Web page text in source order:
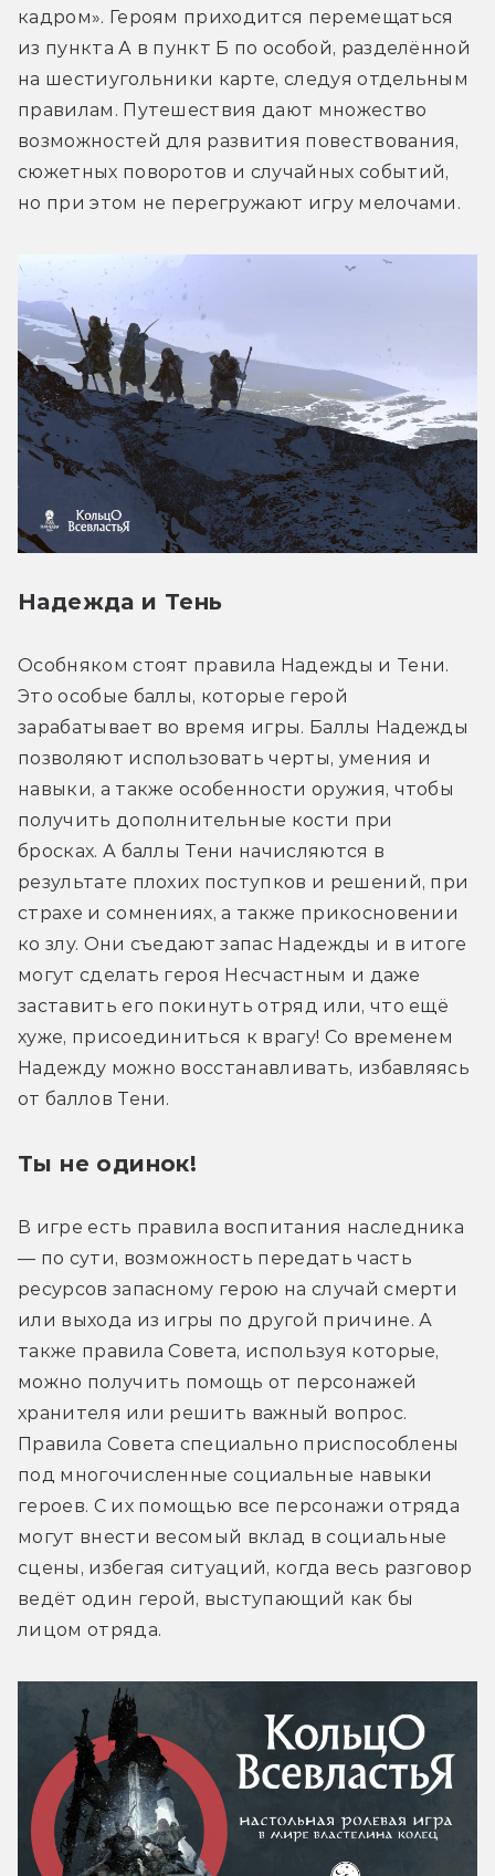
кадром». Героям приходится перемещаться
из пункта А в пункт Б по особой, разделённой
на шестиугольники карте, следуя отдельным
правилам. Путешествия дают множество
возможностей для развития повествования,
сюжетных поворотов и случайных событий,
но при этом не перегружают игру мелочами.
Надежда и Тень
Особняком стоят правила Надежды и Тени.
Это особые баллы, которые герой
зарабатывает во время игры. Баллы Надежды
позволяют использовать черты, умения и
навыки, а также особенности оружия, чтобы
получить дополнительные кости при
бросках. А баллы Тени начисляются в
результате плохих поступков и решений, при
страхе и сомнениях, а также прикосновении
ко злу. Они съедают запас Надежды и в итоге
могут сделать героя Несчастным и даже
заставить его покинуть отряд или, что ещё
хуже, присоединиться к врагу! Со временем
Надежду можно восстанавливать, избавляясь
от баллов Тени.
Ты не одинок!
В игре есть правила воспитания наследника
— по сути, возможность передать часть
ресурсов запасному герою на случай смерти
или выхода из игры по другой причине. А
также правила Совета, используя которые,
можно получить помощь от персонажей
хранителя или решить важный вопрос.
Правила Совета специально приспособлены
под многочисленные социальные навыки
героев. С их помощью все персонажи отряда
могут внести весомый вклад в социальные
сцены, избегая ситуаций, когда весь разговор
ведёт один герой, выступающий как бы
лицом отряда.